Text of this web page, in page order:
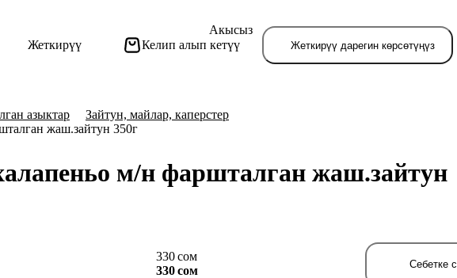
Жеткирүү Келип алып кетүү
Акысыз
Жеткирүү дарегин көрсөтүңүз
азыктар
Зайтун, майлар, каперстер
жаш.зайтун 350г
м/н фаршталган жаш.зайтун
330 сом
330 сом
Себетке
Себетиңиз
Бул жерде сиз буйрутма
товарлар пайда болот.